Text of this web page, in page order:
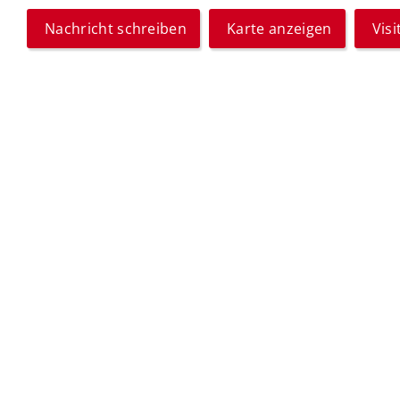
Nachricht schreiben Karte anzeigen